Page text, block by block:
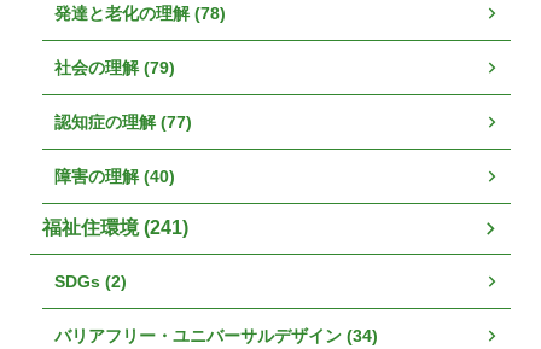
発達と老化の理解 (78)
社会の理解 (79)
認知症の理解 (77)
障害の理解 (40)
福祉住環境 (241)
SDGs (2)
バリアフリー・ユニバーサルデザイン (34)